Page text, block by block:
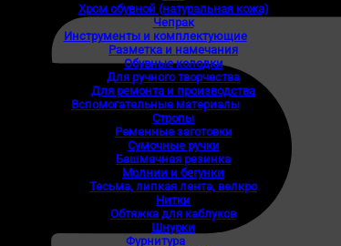
Хром обувной (натуральная кожа)
Чепрак
Инструменты и комплектующие
Разметка и намечания
Обувные колодки
Для ручного творчества
Для ремонта и производства
Вспомогательные материалы
Стропы
Ременные заготовки
Сумочные ручки
Башмачная резинка
Молнии и бегунки
Тесьма, липкая лента, велкро
Нитки
Обтяжка для каблуков
Шнурки
Фурнитура